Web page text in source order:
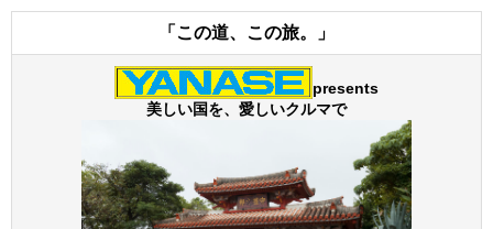
「この道、この旅。」
presents
美しい国を、愛しいクルマで